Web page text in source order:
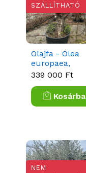
SZÁLLÍTHATÓ
Olajfa - Olea
europaea,
bonsai, pom-
nyírt
339 000 Ft
Kosárba
NEM